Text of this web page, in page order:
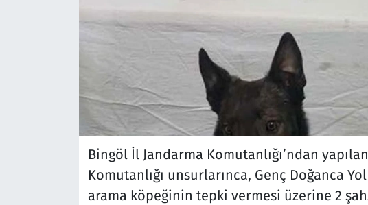
Bingöl İl Jandarma Komutanlığı’ndan
Komutanlığı unsurlarınca, Genç Doğanca
arama köpeğinin tepki vermesi üzerine 2